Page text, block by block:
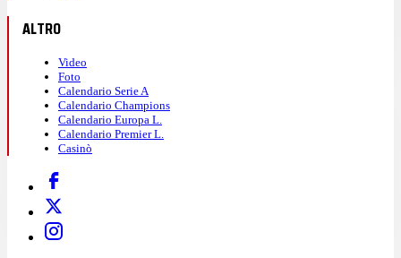
ALTRO
Video
Foto
Calendario Serie A
Calendario Champions
Calendario Europa L.
Calendario Premier L.
Casinò